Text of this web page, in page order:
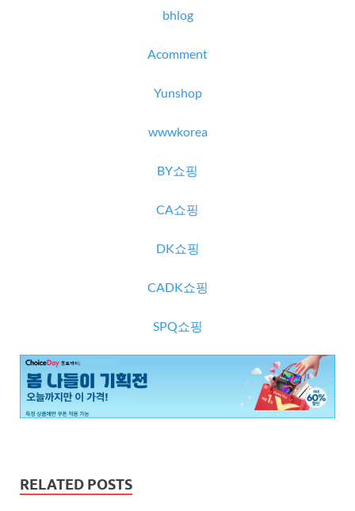
bhlog
Acomment
Yunshop
wwwkorea
BY쇼핑
CA쇼핑
DK쇼핑
CADK쇼핑
SPQ쇼핑
RELATED POSTS